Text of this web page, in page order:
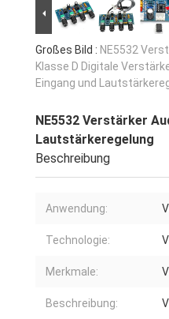
Großes Bild : NE5532
Klasse D Digitale
Eingang und
NE5532 Verstärker
Lautstärkeregelung
Beschreibung
Anwendung:
Technologie:
Merkmale:
Beschreibung: